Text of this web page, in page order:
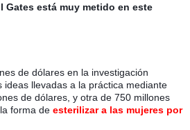
Gates está muy metido en este
de dólares en la investigación
ideas llevadas a la práctica mediante
de dólares, y otra de 750 millones
forma de esterilizar a las mujeres por